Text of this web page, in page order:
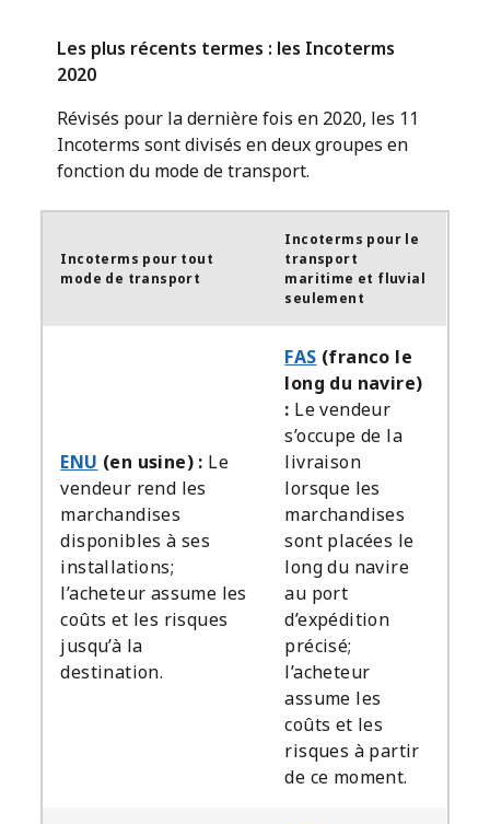
Les plus récents termes : les Incoterms
2020
Révisés pour la dernière fois en 2020, les 11
Incoterms sont divisés en deux groupes en
fonction du mode de transport.
Incoterms pour tout
mode de transport
Incoterms pour le
transport
maritime et fluvial
seulement
ENU (en usine) : Le
vendeur rend les
marchandises
disponibles à ses
installations;
l’acheteur assume les
coûts et les risques
jusqu’à la
destination.
FAS (franco le
long du navire)
: Le vendeur
s’occupe de la
livraison
lorsque les
marchandises
sont placées le
long du navire
au port
d’expédition
précisé;
l’acheteur
assume les
coûts et les
risques à partir
de ce moment.